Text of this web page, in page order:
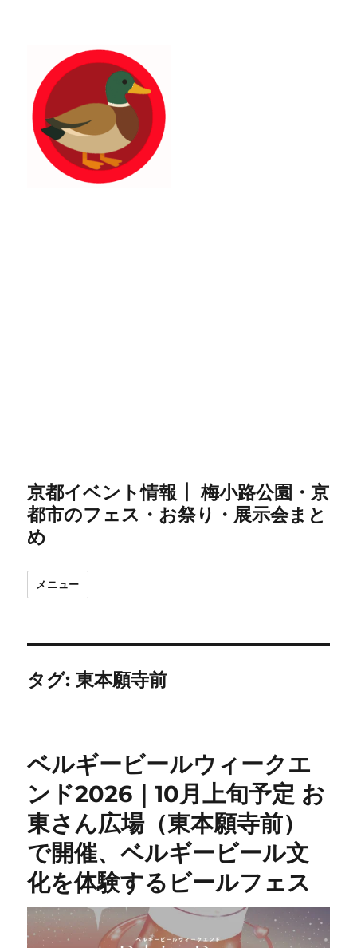
京都イベント情報┃ 梅小路公園・京
都市のフェス・お祭り・展示会まと
め
メニュー
タグ:東本願寺前
ベルギービールウィークエ
ンド2026｜10月上旬予定 お
東さん広場（東本願寺前）
で開催、ベルギービール文
化を体験するビールフェス